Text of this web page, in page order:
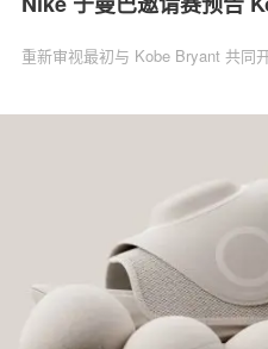
重新审视最初与 Kobe Bryant 共同